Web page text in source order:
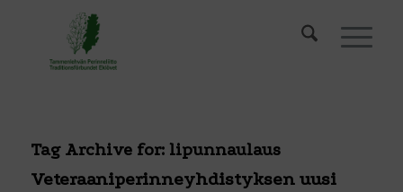
Tag Archive for: lipunnaulaus
Veteraaniperinneyhdistyksen uusi